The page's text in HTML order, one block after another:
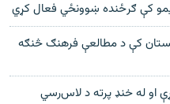
کې ګرځنده ښوونځي فعال کړي
کې د مطالعې فرهنګ څنګه
او له خنډ پرته د لاس‌رسي